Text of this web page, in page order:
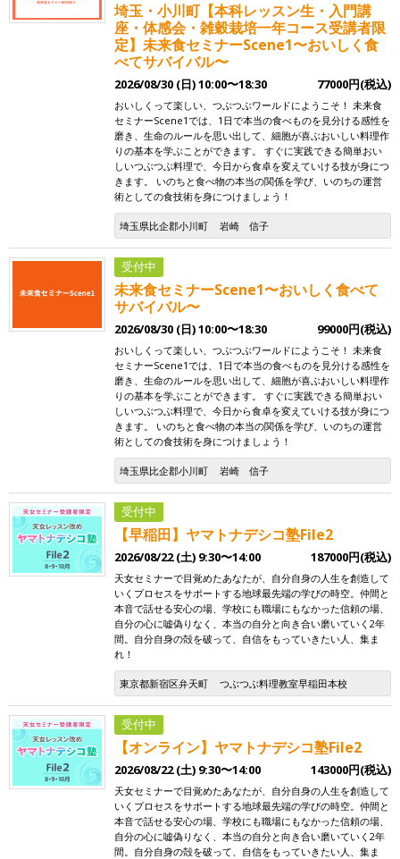
埼玉・小川町【本科レッスン生・入門講
座・体感会・雑穀栽培一年コース受講者限
定】未来食セミナーScene1〜おいしく食
べてサバイバル〜
2026/08/30 (日) 10:00〜18:30 77000円(税込)
おいしくって楽しい、つぶつぶワールドにようこそ！ 未来食
セミナーScene1では、1日で本当の食べものを見分ける感性を
磨き、生命のルールを思い出して、細胞が喜ぶおいしい料理作
りの基本を学ぶことができます。 すぐに実践できる簡単おい
しいつぶつぶ料理で、今日から食卓を変えていける技が身につ
きます。 いのちと食べ物の本当の関係を学び、いのちの運営
術としての食技術を身につけましょう！
埼玉県比企郡小川町 岩崎 信子
受付中
未来食セミナーScene1〜おいしく食べて
サバイバル〜
2026/08/30 (日) 10:00〜18:30 99000円(税込)
おいしくって楽しい、つぶつぶワールドにようこそ！ 未来食
セミナーScene1では、1日で本当の食べものを見分ける感性を
磨き、生命のルールを思い出して、細胞が喜ぶおいしい料理作
りの基本を学ぶことができます。 すぐに実践できる簡単おい
しいつぶつぶ料理で、今日から食卓を変えていける技が身につ
きます。 いのちと食べ物の本当の関係を学び、いのちの運営
術としての食技術を身につけましょう！
埼玉県比企郡小川町 岩崎 信子
受付中
【早稲田】ヤマトナデシコ塾File2
2026/08/22 (土) 9:30〜14:00 187000円(税込)
天女セミナーで目覚めたあなたが、自分自身の人生を創造して
いくプロセスをサポートする地球最先端の学びの時空。仲間と
本音で話せる安心の場、学校にも職場にもなかった信頼の場、
自分の心に嘘偽りなく、本当の自分と向き合い磨いていく2年
間。自分自身の殻を破って、自信をもっていきたい人、集ま
れ！
東京都新宿区弁天町 つぶつぶ料理教室早稲田本校
受付中
【オンライン】ヤマトナデシコ塾File2
2026/08/22 (土) 9:30〜14:00 143000円(税込)
天女セミナーで目覚めたあなたが、自分自身の人生を創造して
いくプロセスをサポートする地球最先端の学びの時空。仲間と
本音で話せる安心の場、学校にも職場にもなかった信頼の場、
自分の心に嘘偽りなく、本当の自分と向き合い磨いていく2年
間。自分自身の殻を破って、自信をもっていきたい人、集ま